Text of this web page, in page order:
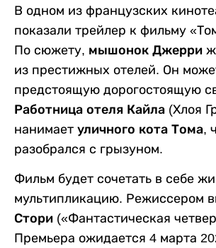
В одном из французских
показали трейлер к фильму
По сюжету, мышонок Джерри
из престижных отелей. Он
предстоящую дорогостоящую
Работница отеля Кайла (Хлоя
нанимает уличного кота Тома,
разобрался с грызуном.
Фильм будет сочетать в себе
мультипликацию. Режиссером
Стори («Фантастическая
Премьера ожидается 4 марта